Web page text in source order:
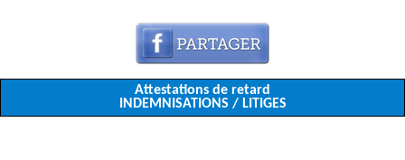
Attestations de retard
INDEMNISATIONS / LITIGES